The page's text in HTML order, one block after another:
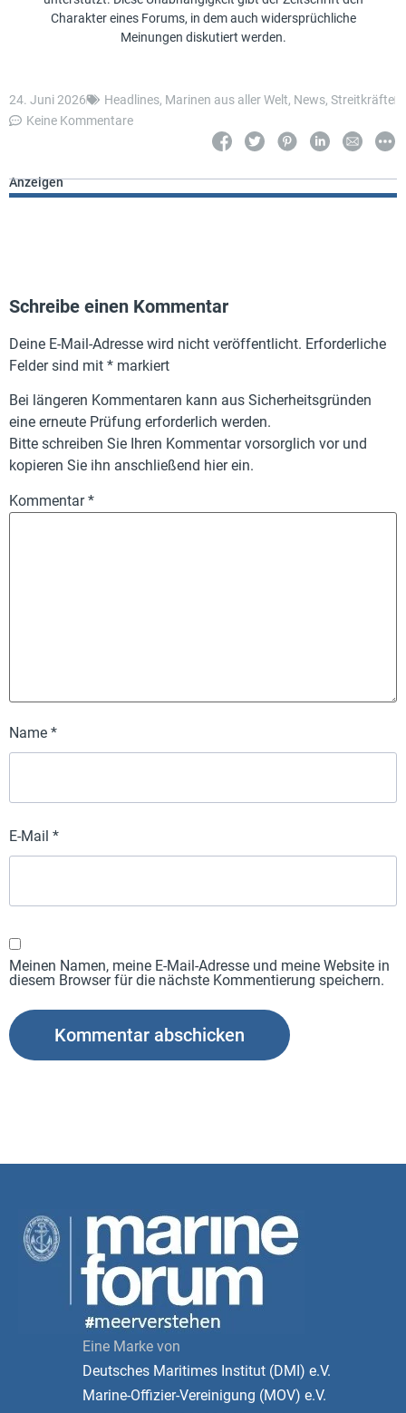
Charakter eines Forums, in dem auch widersprüchliche
Meinungen diskutiert werden.
24. Juni 2026 Headlines, Marinen aus aller Welt, News, Streitkräfte
Keine Kommentare
Anzeigen
Schreibe einen Kommentar
Deine E-Mail-Adresse wird nicht veröffentlicht. Erforderliche
Felder sind mit * markiert
Bei längeren Kommentaren kann aus Sicherheitsgründen
eine erneute Prüfung erforderlich werden.
Bitte schreiben Sie Ihren Kommentar vorsorglich vor und
kopieren Sie ihn anschließend hier ein.
Kommentar*
Name *
E-Mail *
Meinen Namen, meine E-Mail-Adresse und meine Website in
diesem Browser für die nächste Kommentierung speichern.
Eine Marke von
Deutsches Maritimes Institut (DMI) e.V.
Marine-Offizier-Vereinigung (MOV) e.V.